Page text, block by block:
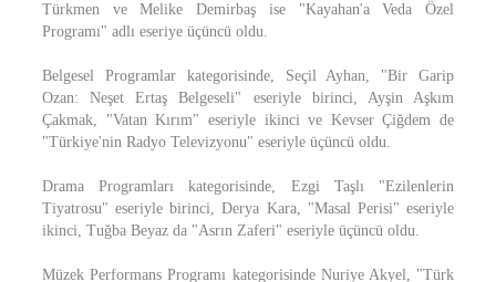
Türkmen ve Melike Demirbaş ise "Kayahan'a Veda Özel
Programı" adlı eseriye üçüncü oldu.
Belgesel Programlar kategorisinde, Seçil Ayhan, "Bir Garip
Ozan: Neşet Ertaş Belgeseli" eseriyle birinci, Ayşin Aşkım
Çakmak, "Vatan Kırım" eseriyle ikinci ve Kevser Çiğdem de
"Türkiye'nin Radyo Televizyonu" eseriyle üçüncü oldu.
Drama Programları kategorisinde, Ezgi Taşlı "Ezilenlerin
Tiyatrosu" eseriyle birinci, Derya Kara, "Masal Perisi" eseriyle
ikinci, Tuğba Beyaz da "Asrın Zaferi" eseriyle üçüncü oldu.
Müzek Performans Programı kategorisinde Nuriye Akyel, "Türk